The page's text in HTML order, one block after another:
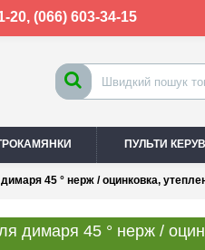
20, (066) 603-34-15
ПУЛЬТИ
45 ° нерж / оцинковка,
димаря 45 ° нерж /